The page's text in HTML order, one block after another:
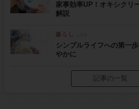
家事効率UP！オキシクリ
解説
シンプルライフへの第一
やかに
記事の一覧